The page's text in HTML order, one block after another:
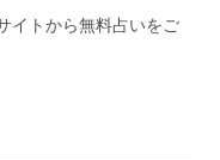
イトから無料占いをご